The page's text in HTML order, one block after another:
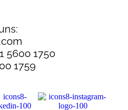
5600 1750
1759